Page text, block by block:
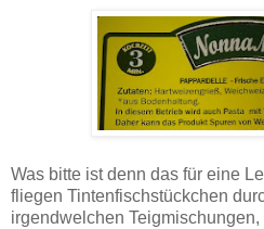
Was bitte ist denn das für eine
fliegen Tintenfischstückchen
irgendwelchen